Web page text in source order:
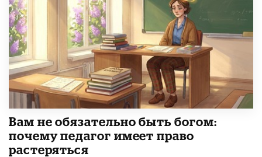
​Вам не обязательно быть богом:
почему педагог имеет право
растеряться